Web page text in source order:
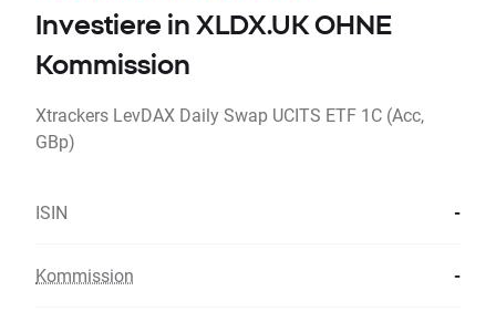
Investiere in XLDX.UK OHNE
Kommission
Xtrackers LevDAX Daily Swap UCITS ETF 1C (Acc,
GBp)
ISIN -
Kommission -